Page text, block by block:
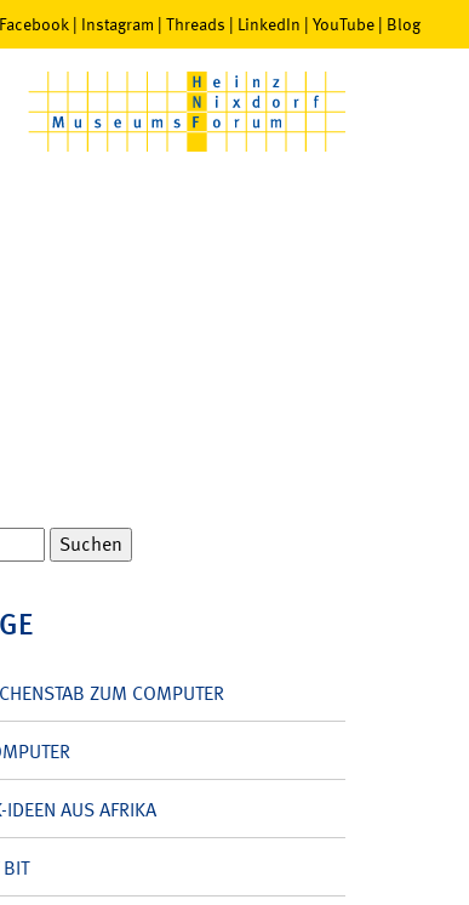
Facebook | Instagram | Threads | LinkedIn | YouTube | Blog
ZUM COMPUTER
AUS AFRIKA